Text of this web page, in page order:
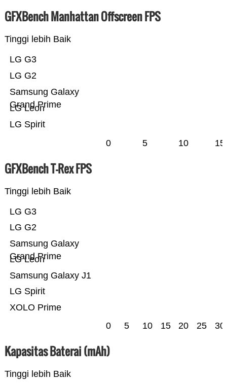
GFXBench Manhattan Offscreen FPS
Tinggi lebih Baik
LG Spirit
LG Leon
Samsung Galaxy
Grand Prime
LG G2
LG G3
0 5 10 15
GFXBench T-Rex FPS
Tinggi lebih Baik
XOLO Prime
LG Spirit
Samsung Galaxy J1
LG Leon
Samsung Galaxy
Grand Prime
LG G2
LG G3
0 5 10 15 20 25 30
Kapasitas Baterai (mAh)
Tinggi lebih Baik